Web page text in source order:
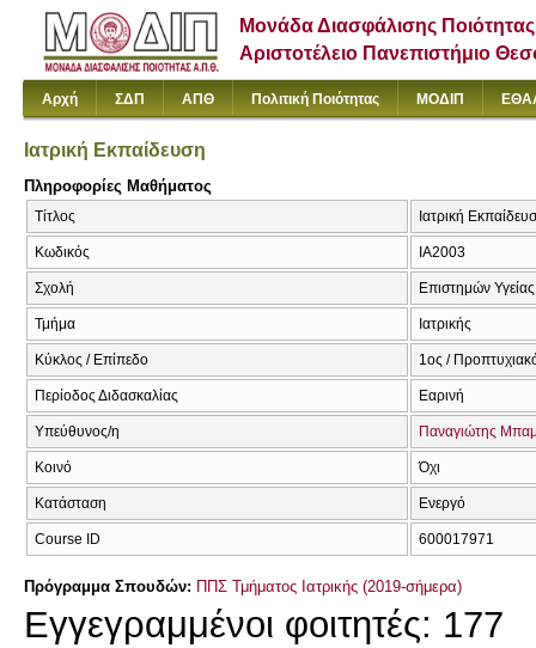
Μονάδα Διασφάλισης Ποιότητας
Αριστοτέλειο Πανεπιστήμιο
Αρχή ΣΔΠ ΑΠΘ Πολιτική Ποιότητας ΜΟΔΙΠ
Ιατρική Εκπαίδευση
Πληροφορίες Μαθήματος
Τίτλος Ιατρική
Κωδικός ΙΑ2003
Σχολή Επιστημών Υγείας
Τμήμα Ιατρικής
Κύκλος / Επίπεδο 1ος /
Περίοδος Διδασκαλίας Εαρινή
Υπεύθυνος/η Παναγιώτης
Κοινό Όχι
Κατάσταση Ενεργό
Course ID 600017971
Πρόγραμμα Σπουδών: ΠΠΣ Τμήματος Ιατρικής (2019-σήμερα)
Εγγεγραμμένοι φοιτητές: 177